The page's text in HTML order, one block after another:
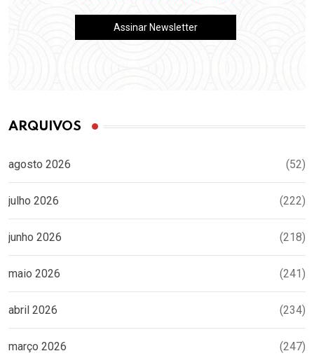
ARQUIVOS
agosto 2026 (52)
julho 2026 (222)
junho 2026 (218)
maio 2026 (241)
abril 2026 (234)
março 2026 (247)